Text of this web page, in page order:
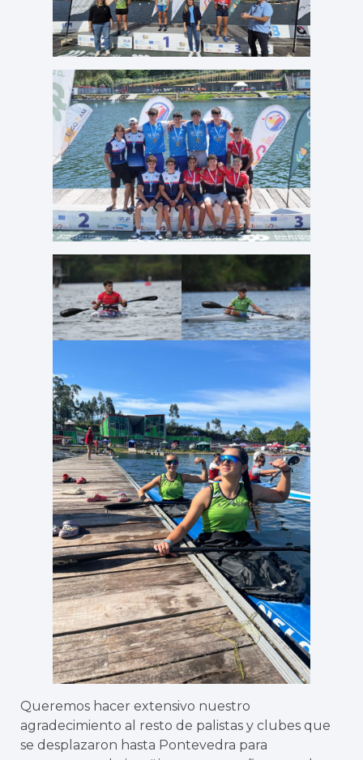
Queremos hacer extensivo nuestro
agradecimiento al resto de palistas y clubes que
se desplazaron hasta Pontevedra para